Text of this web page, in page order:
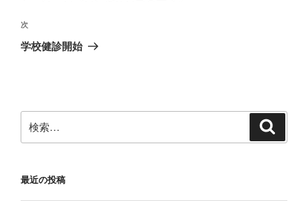
ナ
ビ
ゲ
ン
稿
次
の
次
学校健診開始
索:
最近の投稿